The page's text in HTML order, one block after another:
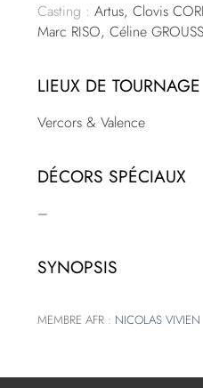
Casting : Artus, Clovis
Marc RISO, Céline
LIEUX DE TOURNAGE
Vercors & Valence
DÉCORS SPÉCIAUX
–
SYNOPSIS
MEMBRE AFR : NICOLAS VIVIEN